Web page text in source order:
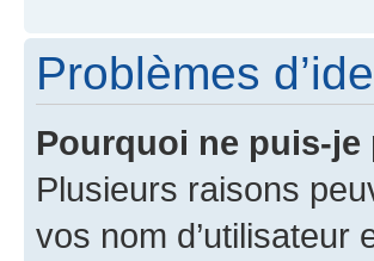
Problèmes
Pourquoi ne puis-
Plusieurs raisons
vos nom d’utilisateur